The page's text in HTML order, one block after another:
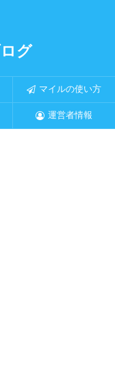
グ
マイルの使い方
運営者情報